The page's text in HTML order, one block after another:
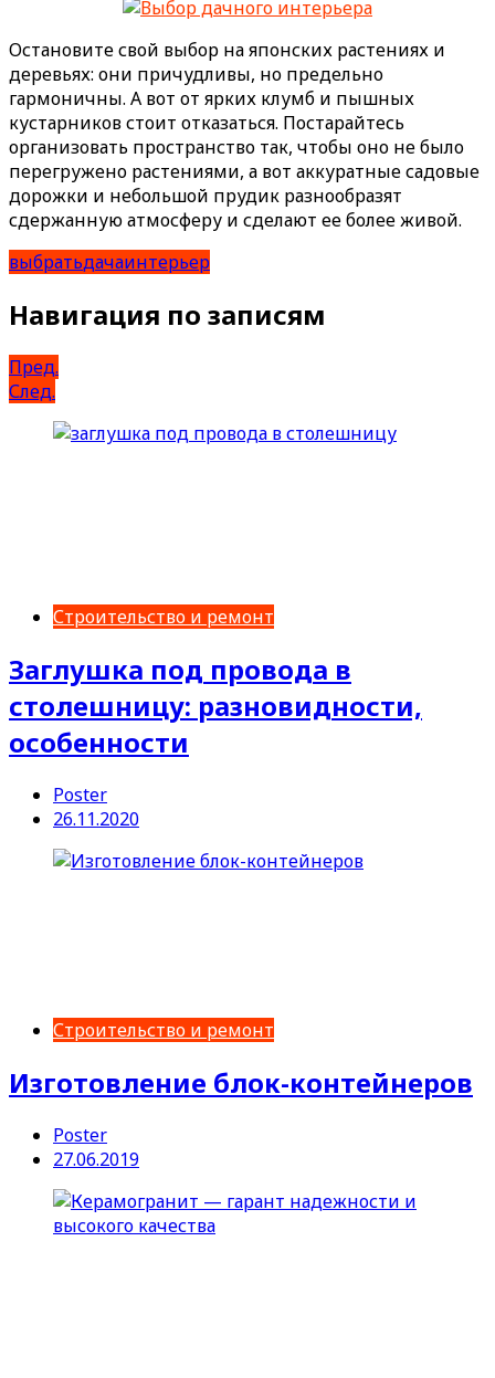
Остановите свой выбор на японских растениях и
деревьях: они причудливы, но предельно
гармоничны. А вот от ярких клумб и пышных
кустарников стоит отказаться. Постарайтесь
организовать пространство так, чтобы оно не было
перегружено растениями, а вот аккуратные садовые
дорожки и небольшой прудик разнообразят
сдержанную атмосферу и сделают ее более живой.
выбратьдачаинтерьер
Навигация по записям
Пред.
След.
Строительство и ремонт
Заглушка под провода в
столешницу: разновидности,
особенности
Poster
26.11.2020
Строительство и ремонт
Изготовление блок-контейнеров
Poster
27.06.2019